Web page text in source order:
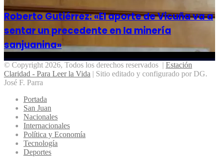
Roberto Gutiérrez: «El aporte de Vicuña va a
sentar un precedente en la minería
sanjuanina»
© Copyright 2026, Todos los derechos reservados | Estación
Claridad - Para Leer la Vida | Sitio editado y configurado por DG.
José F. Parra
Portada
San Juan
Nacionales
Internacionales
Política y Economía
Tecnología
Deportes